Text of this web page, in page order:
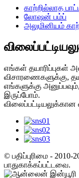
காற்றில்லாத
லோஷன் பம்ப்
அலுமினியம்
எங்கள் தயாரிப்புகள்
விசாரணைகளுக்கு,
எங்களுக்கு
இருப்போம்.
© பதிப்புரிமை -
பாதுகாக்கப்பட்டவை.